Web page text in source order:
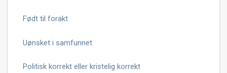
Født til forakt
Uønsket i samfunnet
Politisk korrekt eller kristelig korrekt